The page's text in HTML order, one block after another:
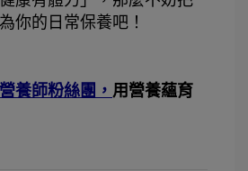
你的日常保養吧！
養師粉絲團， 用營養蘊育